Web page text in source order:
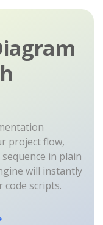
project flow,
in plain
will instantly
code scripts.